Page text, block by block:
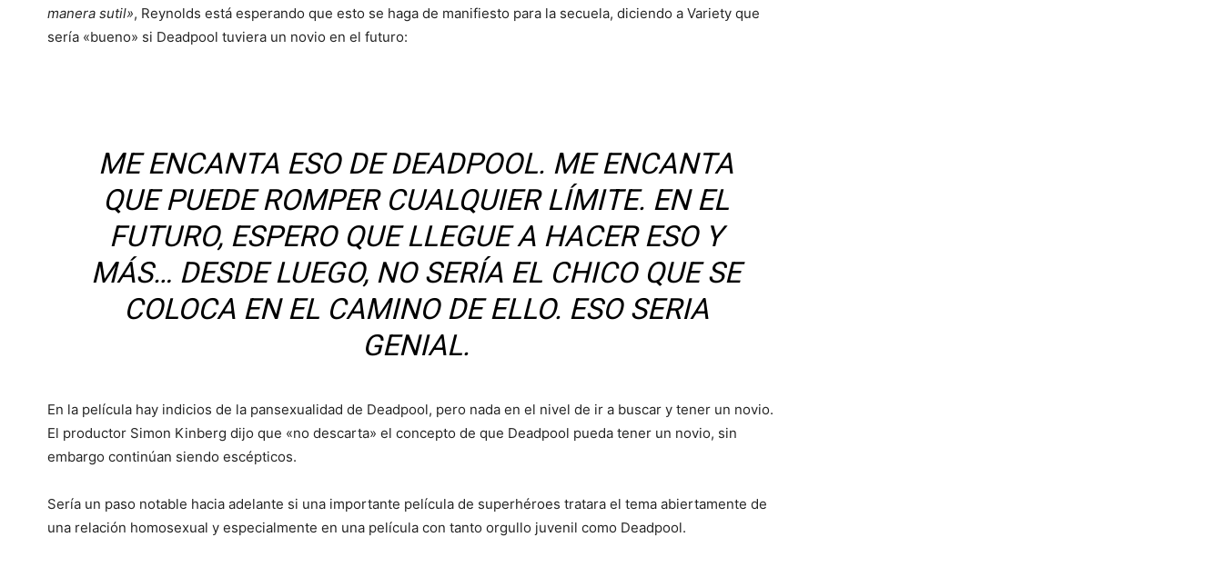
manera sutil», Reynolds está esperando que esto se haga de manifiesto para la secuela, diciendo a Variety que
sería «bueno» si Deadpool tuviera un novio en el futuro:
ME ENCANTA ESO DE DEADPOOL. ME ENCANTA
QUE PUEDE ROMPER CUALQUIER LÍMITE. EN EL
FUTURO, ESPERO QUE LLEGUE A HACER ESO Y
MÁS… DESDE LUEGO, NO SERÍA EL CHICO QUE SE
COLOCA EN EL CAMINO DE ELLO. ESO SERIA
GENIAL.
En la película hay indicios de la pansexualidad de Deadpool, pero nada en el nivel de ir a buscar y tener un novio.
El productor Simon Kinberg dijo que «no descarta» el concepto de que Deadpool pueda tener un novio, sin
embargo continúan siendo escépticos.
Sería un paso notable hacia adelante si una importante película de superhéroes tratara el tema abiertamente de
una relación homosexual y especialmente en una película con tanto orgullo juvenil como Deadpool.